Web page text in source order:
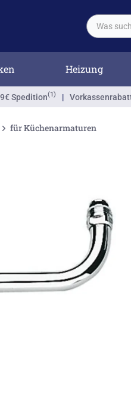
Heizung
Spedition(1) |
für Küchenarmaturen